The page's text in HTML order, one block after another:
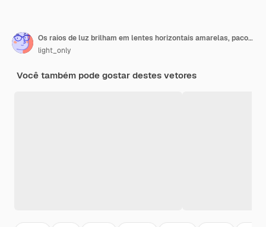
Os raios de luz brilham em lentes horizontais amarelas, pacotes de feixes de laser, brilham, linhas amarelas, lindos foguetes
light_only
Você também pode gostar destes vetores